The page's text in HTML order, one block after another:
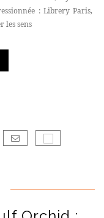
: Librery Paris,
les sens